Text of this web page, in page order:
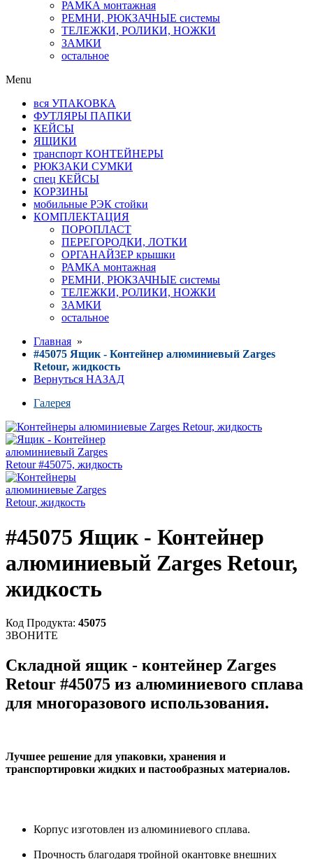
РАМКА монтажная
РЕМНИ, РЮКЗАЧНЫЕ системы
ТЕЛЕЖКИ, РОЛИКИ, НОЖКИ
ЗАМКИ
остальное
Menu
вся УПАКОВКА
ФУТЛЯРЫ ПАПКИ
КЕЙСЫ
ЯЩИКИ
транспорт КОНТЕЙНЕРЫ
РЮКЗАКИ СУМКИ
спец КЕЙСЫ
КОРЗИНЫ
мобильные РЭК стойки
КОМПЛЕКТАЦИЯ
ПОРОПЛАСТ
ПЕРЕГОРОДКИ, ЛОТКИ
ОРГАНАЙЗЕР крышки
РАМКА монтажная
РЕМНИ, РЮКЗАЧНЫЕ системы
ТЕЛЕЖКИ, РОЛИКИ, НОЖКИ
ЗАМКИ
остальное
Главная »
#45075 Ящик - Контейнер алюминиевый Zarges
Retour, жидкость
Вернуться НАЗАД
Галерея
#45075 Ящик - Контейнер
алюминиевый Zarges Retour,
жидкость
Код Продукта: 45075
ЗВОНИТЕ
Складной ящик - контейнер Zarges
Retour #45075 из алюминиевого сплава
для многоразового использования.
Лучшее решение для упаковки, хранения и
транспортировки жидких и пастообразных материалов.
Корпус изготовлен из алюминиевого сплава.
Прочность благодаря тройной окантовке внешних